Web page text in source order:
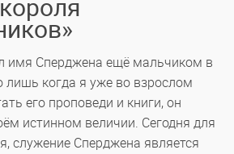
имя Сперджена ещё мальчиком в
лишь когда я уже во взрослом
его проповеди и книги, он
истинном величии. Сегодня для
служение Сперджена является